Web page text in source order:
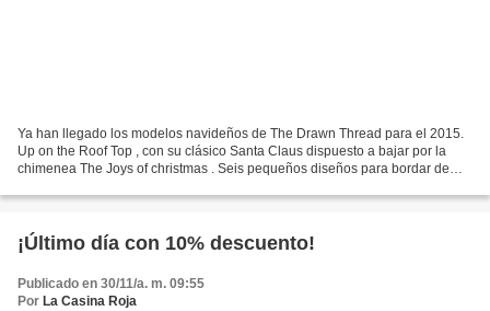
Ya han llegado los modelos navideños de The Drawn Thread para el 2015.
Up on the Roof Top , con su clásico Santa Claus dispuesto a bajar por la
chimenea The Joys of christmas . Seis pequeños diseños para bordar de
¡Último día con 10% descuento!
Publicado en 30/11/a. m. 09:55
Por La Casina Roja